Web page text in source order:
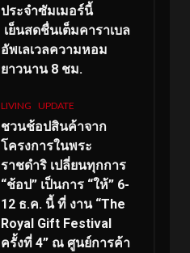
ประจำซัมเมอร์นี้
เย็นสดชื่นเต็มคาราเบล
อัพเลเวลความหอม
ยาวนาน 8 ชม.
LIVING UPDATE
ชวนช้อปสินค้าจาก
โครงการในพระ
ราชดำริ เปลี่ยนทุกการ
“ช้อป” เป็นการ “ให้” 6-
12 ธ.ค. นี้ ที่ งาน “The
Royal Gift Festival
ครั้งที่ 4” ณ ศูนย์การค้า